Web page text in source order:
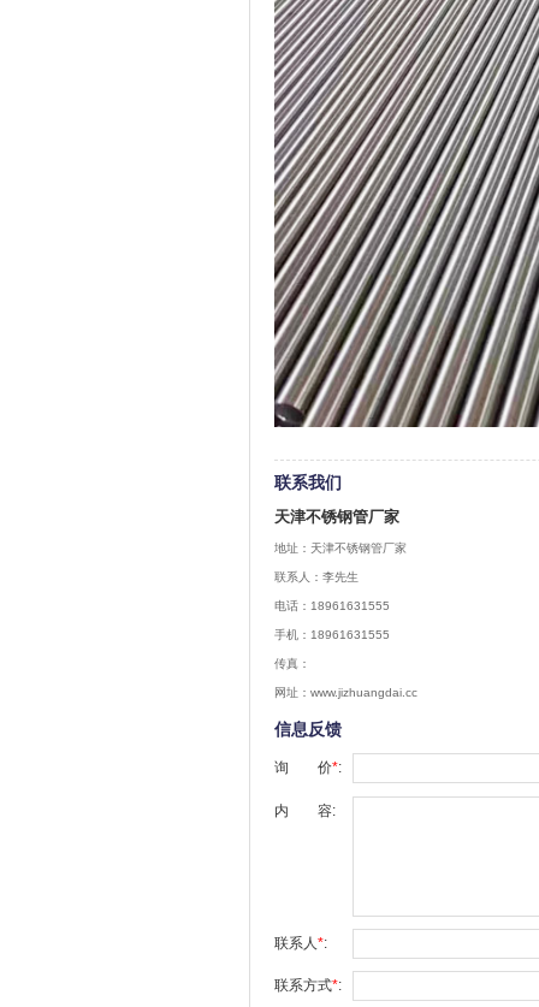
联系我们
天津不锈钢管厂家
地址：天津不锈钢管厂家
联系人：李先生
电话：18961631555
手机：18961631555
传真：
网址：www.jizhuangdai.cc
信息反馈
询 价*:
内 容:
联系人*:
联系方式*: